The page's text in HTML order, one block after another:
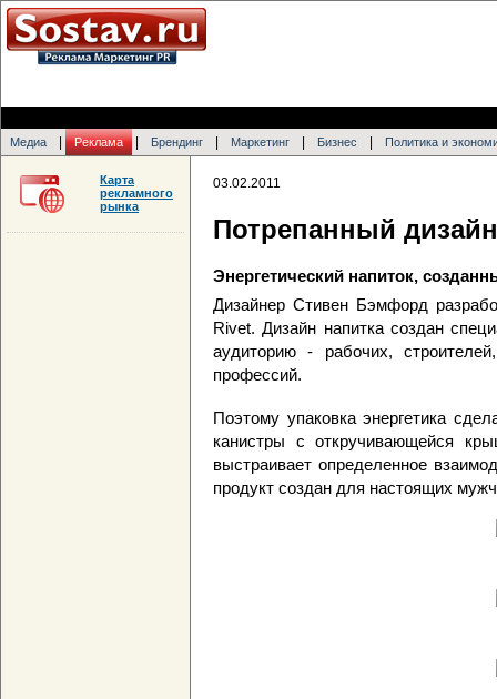
Медиа Реклама Брендинг Маркетинг Бизнес Политика и
03.02.2011
Потрепанный
Энергетический напиток,
Дизайнер Стивен Бэмфорд
Rivet. Дизайн напитка создан
аудиторию - рабочих,
профессий.
Поэтому упаковка энергетика
канистры с откручивающейся
выстраивает определенное
продукт создан для настоящих
Карта
рекламного
рынка